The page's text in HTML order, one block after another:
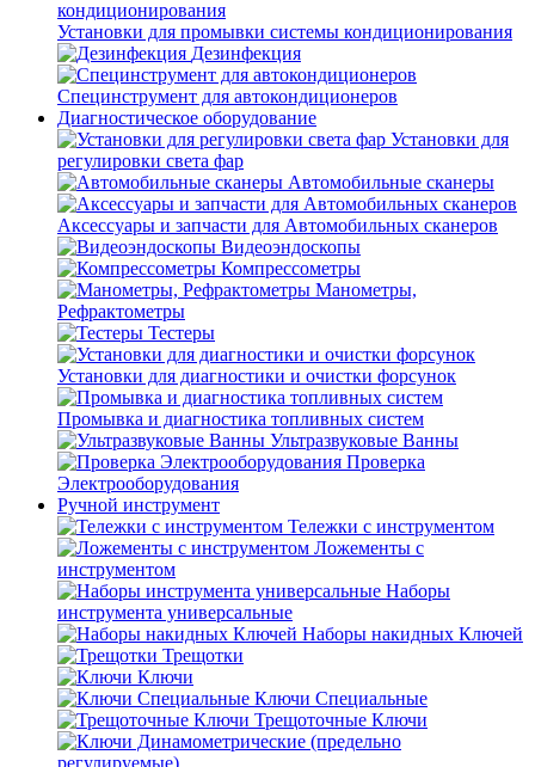
Установки для промывки системы кондиционирования
Дезинфекция
Специнструмент для автокондиционеров
Диагностическое оборудование
Установки для
регулировки света фар
Автомобильные сканеры
Аксессуары и запчасти для Автомобильных сканеров
Видеоэндоскопы
Компрессометры
Манометры,
Рефрактометры
Тестеры
Установки для диагностики и очистки форсунок
Промывка и диагностика топливных систем
Ультразвуковые Ванны
Проверка
Электрооборудования
Ручной инструмент
Тележки с инструментом
Ложементы с
инструментом
Наборы
инструмента универсальные
Наборы накидных Ключей
Трещотки
Ключи
Ключи Специальные
Трещоточные Ключи